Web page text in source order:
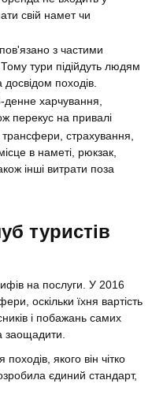
свій намет чи
з частими
тури підійдуть людям
досвідом походів.
денне харчування,
перекус на привалі
трансфери, страхування,
в наметі, рюкзак,
інші витрати поза
туристів
на послуги. У 2016
оскільки їхня вартість
і побажань самих
заощадити.
якого він чітко
єдиний стандарт,